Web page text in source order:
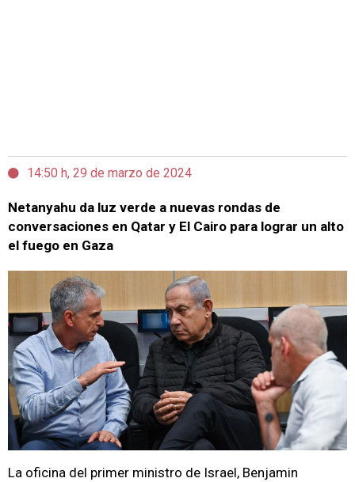
14:50 h, 29 de marzo de 2024
Netanyahu da luz verde a nuevas rondas de
conversaciones en Qatar y El Cairo para lograr un alto
el fuego en Gaza
La oficina del primer ministro de Israel, Benjamin